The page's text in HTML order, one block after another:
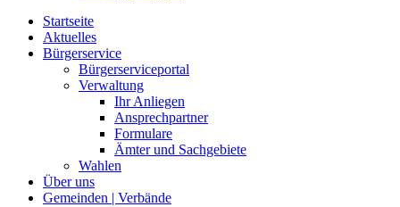
Startseite
Aktuelles
Bürgerservice
Bürgerserviceportal
Verwaltung
Ihr Anliegen
Ansprechpartner
Formulare
Ämter und Sachgebiete
Wahlen
Über uns
Gemeinden | Verbände